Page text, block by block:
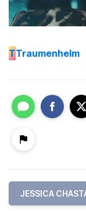
TTraumenhelm
JESSICA